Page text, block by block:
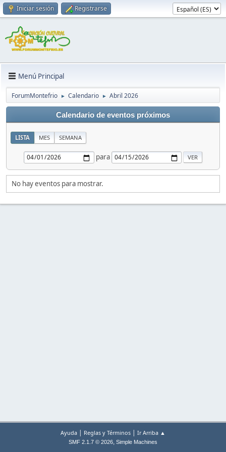
Iniciar sesión Registrarse
Menú Principal
ForumMontefrio ► Calendario ► Abril 2026
Calendario de eventos próximos
LISTA MES SEMANA
para
No hay eventos para mostrar.
Ayuda | Reglas y Términos | Ir Arriba ▲
SMF 2.1.7 © 2026, Simple Machines